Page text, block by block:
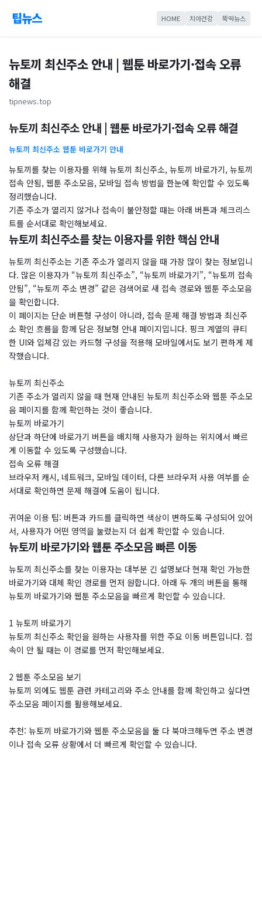
팁뉴스 HOME 치아건강 뚝딱뉴스
뉴토끼 최신주소 안내 | 웹툰 바로가기·접속 오류
해결
tipnews.top
뉴토끼 최신주소 안내 | 웹툰 바로가기·접속 오류 해결
뉴토끼 최신주소 웹툰 바로가기 안내
뉴토끼를 찾는 이용자를 위해 뉴토끼 최신주소, 뉴토끼 바로가기, 뉴토끼
접속 안됨, 웹툰 주소모음, 모바일 접속 방법을 한눈에 확인할 수 있도록
정리했습니다.
기존 주소가 열리지 않거나 접속이 불안정할 때는 아래 버튼과 체크리스
트를 순서대로 확인해보세요.
뉴토끼 최신주소를 찾는 이용자를 위한 핵심 안내
뉴토끼 최신주소는 기존 주소가 열리지 않을 때 가장 많이 찾는 정보입니
다. 많은 이용자가 “뉴토끼 최신주소”, “뉴토끼 바로가기”, “뉴토끼 접속
안됨”, “뉴토끼 주소 변경” 같은 검색어로 새 접속 경로와 웹툰 주소모음
을 확인합니다.
이 페이지는 단순 버튼형 구성이 아니라, 접속 문제 해결 방법과 최신주
소 확인 흐름을 함께 담은 정보형 안내 페이지입니다. 핑크 계열의 큐티
한 UI와 입체감 있는 카드형 구성을 적용해 모바일에서도 보기 편하게 제
작했습니다.
뉴토끼 최신주소
기존 주소가 열리지 않을 때 현재 안내된 뉴토끼 최신주소와 웹툰 주소모
음 페이지를 함께 확인하는 것이 좋습니다.
뉴토끼 바로가기
상단과 하단에 바로가기 버튼을 배치해 사용자가 원하는 위치에서 빠르
게 이동할 수 있도록 구성했습니다.
접속 오류 해결
브라우저 캐시, 네트워크, 모바일 데이터, 다른 브라우저 사용 여부를 순
서대로 확인하면 문제 해결에 도움이 됩니다.
귀여운 이용 팁: 버튼과 카드를 클릭하면 색상이 변하도록 구성되어 있어
서, 사용자가 어떤 영역을 눌렀는지 더 쉽게 확인할 수 있습니다.
뉴토끼 바로가기와 웹툰 주소모음 빠른 이동
뉴토끼 최신주소를 찾는 이용자는 대부분 긴 설명보다 현재 확인 가능한
바로가기와 대체 확인 경로를 먼저 원합니다. 아래 두 개의 버튼을 통해
뉴토끼 바로가기와 웹툰 주소모음을 빠르게 확인할 수 있습니다.
1 뉴토끼 바로가기
뉴토끼 최신주소 확인을 원하는 사용자를 위한 주요 이동 버튼입니다. 접
속이 안 될 때는 이 경로를 먼저 확인해보세요.
2 웹툰 주소모음 보기
뉴토끼 외에도 웹툰 관련 카테고리와 주소 안내를 함께 확인하고 싶다면
주소모음 페이지를 활용해보세요.
추천: 뉴토끼 바로가기와 웹툰 주소모음을 둘 다 북마크해두면 주소 변경
이나 접속 오류 상황에서 더 빠르게 확인할 수 있습니다.